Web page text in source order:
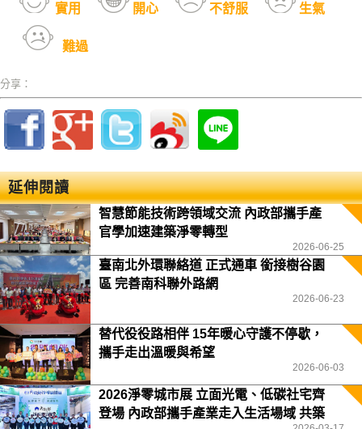
實用 開心 不舒服 生氣
難過
分享：
延伸閱讀
智慧節能技術跨領域交流 內政部攜手產
官學加速建築淨零轉型
2026-06-25
臺南北外環聯絡道 正式通車 銜接樹谷園
區 完善南科聯外路網
2026-06-23
替代役役路相伴 15年暖心守護不停歇，
攜手走出溫暖與希望
2026-06-03
2026淨零城市展 立面光電、低碳社宅齊
登場 內政部攜手產業走入生活場域 共築